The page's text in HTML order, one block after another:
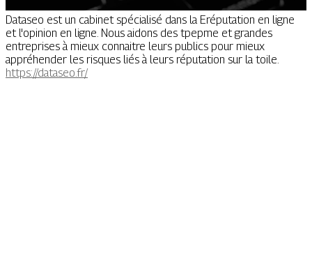
Dataseo est un cabinet spécialisé dans la Eréputation en ligne
et l'opinion en ligne. Nous aidons des tpepme et grandes
entreprises à mieux connaitre leurs publics pour mieux
appréhender les risques liés à leurs réputation sur la toile.
https://dataseo.fr/